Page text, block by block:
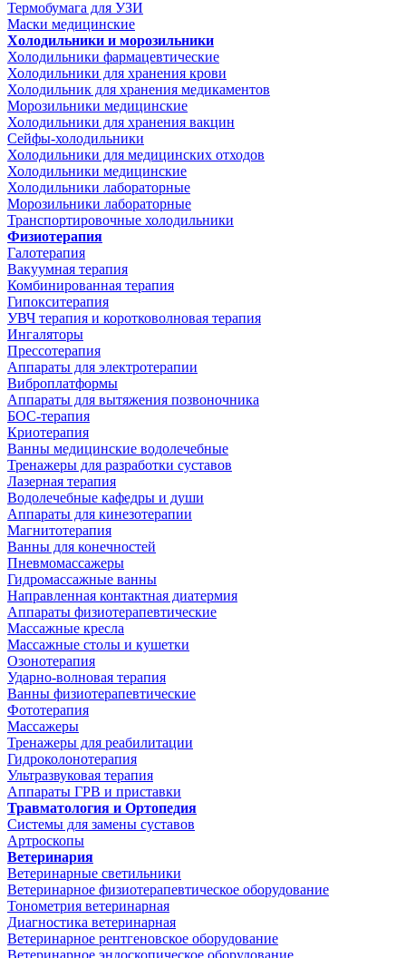
Термобумага для УЗИ
Маски медицинские
Холодильники и морозильники
Холодильники фармацевтические
Холодильники для хранения крови
Холодильник для хранения медикаментов
Морозильники медицинские
Холодильники для хранения вакцин
Сейфы-холодильники
Холодильники для медицинских отходов
Холодильники медицинские
Холодильники лабораторные
Морозильники лабораторные
Транспортировочные холодильники
Физиотерапия
Галотерапия
Вакуумная терапия
Комбинированная терапия
Гипокситерапия
УВЧ терапия и коротковолновая терапия
Ингаляторы
Прессотерапия
Аппараты для электротерапии
Виброплатформы
Аппараты для вытяжения позвоночника
БОС-терапия
Криотерапия
Ванны медицинские водолечебные
Тренажеры для разработки суставов
Лазерная терапия
Водолечебные кафедры и души
Аппараты для кинезотерапии
Магнитотерапия
Ванны для конечностей
Пневмомассажеры
Гидромассажные ванны
Направленная контактная диатермия
Аппараты физиотерапевтические
Массажные кресла
Массажные столы и кушетки
Озонотерапия
Ударно-волновая терапия
Ванны физиотерапевтические
Фототерапия
Массажеры
Тренажеры для реабилитации
Гидроколонотерапия
Ультразвуковая терапия
Аппараты ГРВ и приставки
Травматология и Ортопедия
Системы для замены суставов
Артроскопы
Ветеринария
Ветеринарные светильники
Ветеринарное физиотерапевтическое оборудование
Тонометрия ветеринарная
Диагностика ветеринарная
Ветеринарное рентгеновское оборудование
Ветеринарное эндоскопическое оборудование